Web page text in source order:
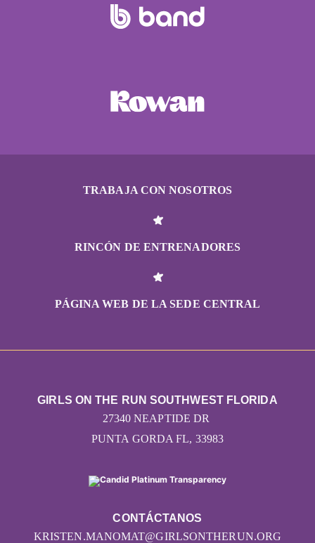
TRABAJA CON NOSOTROS
RINCÓN DE ENTRENADORES
PÁGINA WEB DE LA SEDE CENTRAL
CONTÁCTANOS
KRISTEN.MANOMAT@GIRLSONTHERUN.ORG
GIRLS ON THE RUN SOUTHWEST FLORIDA
27340 NEAPTIDE DR
PUNTA GORDA FL, 33983